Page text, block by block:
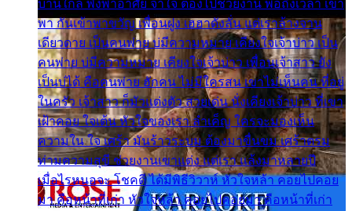
บ้านใกล้ พึ่งพาอาศัย จำใจ ต้องไปช่วยงาน พอถึงเวลา เขา
พา กันเข้าพาขวัญ เพื่อนฝูง เฮฮาดังลั่น แต่เราล้างจาน
เดียวดาย เป็นคนพ่าย บ่มีความหมาย เคียงใจเจ้าบ่าว เป็น
คนพ่าย บ่มีความหมาย เคียงใจเจ้าบ่าว เพื่อนเจ้าสาว ยัง
เป็นบ่ได้ คือคนพ่าย ฮักคน ไม่มีใครสน เขาไม่เห็นคน ที่อยู่
ในครัว เจ้าสาว ก็มัวแต่งตัว สวยเด่น นั่งเคียงเจ้าบ่าว ที่เขา
เฝ้าคอย ใจเต้น หัวใจของเรา ลำเค็ญ ใครจะมองเห็น
ความใน ใจ เศร้า มันร้าวระบม ต้องมาขื่นขม เศร้าตรม
ท่ามความสุขี ช่วยงานเขาแต่ง แต่เรา แล้งมาหลายปี
เมื่อไรหนอจะ โชคดี ได้มีพิธีวิวาห์ หัวใจหล้า คอยไปคอย
มา คือหน้าที่เก่า หัวใจหล้า คอยไปคอยมา คือหน้าที่เก่า